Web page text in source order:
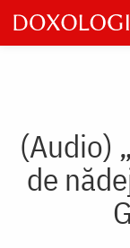
Skip
to
main
(Audio)
de